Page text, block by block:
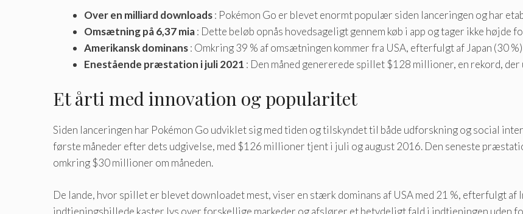
Over en milliard downloads: Pokémon Go er blevet enormt populær siden lanceringen og har
Omsætning på 6,37 mia: Dette beløb opnås hovedsageligt gennem køb i app og tager ikke højde
Amerikansk dominans: Omkring 39 % af omsætningen kommer fra USA, efterfulgt af Japan (30 %)
Enestående præstation i juli 2021 : Den måned genererede spillet $128 millioner, en rekord,
Et årti med innovation og popularitet
Siden lanceringen har Pokémon Go udviklet sig med tiden og tilskyndet til både udforskning og social
første måneder efter dets udgivelse, med $126 millioner tjent i juli og august 2016. Den seneste
omkring $30 millioner om måneden.
De lande, hvor spillet er blevet downloadet mest, viser en stærk dominans af USA med 21 %, efterfulgt af
indtjeningsbillede kaster lys over forskellige markeder og afslører et betydeligt fald i indtjeningen uden